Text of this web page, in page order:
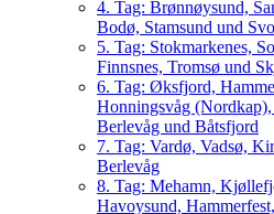
4. Tag: Brønnøysund,
Bodø, Stamsund und
5. Tag: Stokmarkenes,
Finnsnes, Tromsø und
6. Tag: Øksfjord,
Honningsvåg
Berlevåg und Båtsfjord
7. Tag: Vardø, Vadsø,
Berlevåg
8. Tag: Mehamn,
Havoysund,